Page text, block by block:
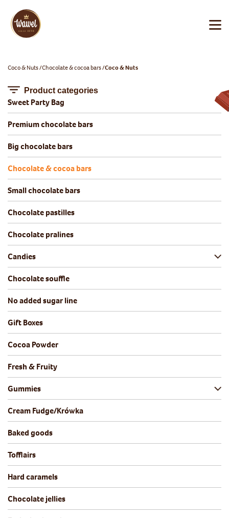
Coco & Nuts Chocolate & cocoa bars Coco & Nuts
Product categories
Sweet Party Bag
Premium chocolate bars
Big chocolate bars
Chocolate & cocoa bars
Small chocolate bars
Chocolate pastilles
Chocolate pralines
Candies
Chocolate souffle
No added sugar line
Gift Boxes
Cocoa Powder
Fresh & Fruity
Gummies
Cream Fudge/Krówka
Baked goods
Tofflairs
Hard caramels
Chocolate jellies